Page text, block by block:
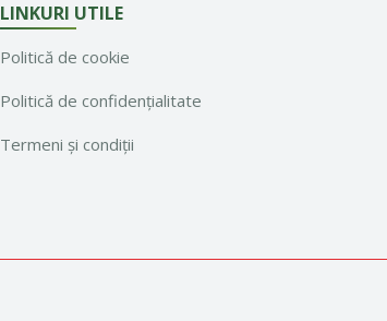
LINKURI UTILE
Politică de cookie
Politică de confidențialitate
Termeni și condiții